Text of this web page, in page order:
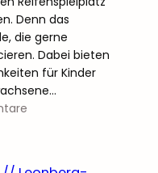
Denn das
die gerne
Dabei bieten
für Kinder